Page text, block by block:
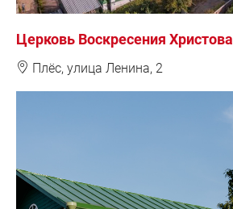
Церковь Воскресения Христова
❽ Плёс, улица Ленина, 2